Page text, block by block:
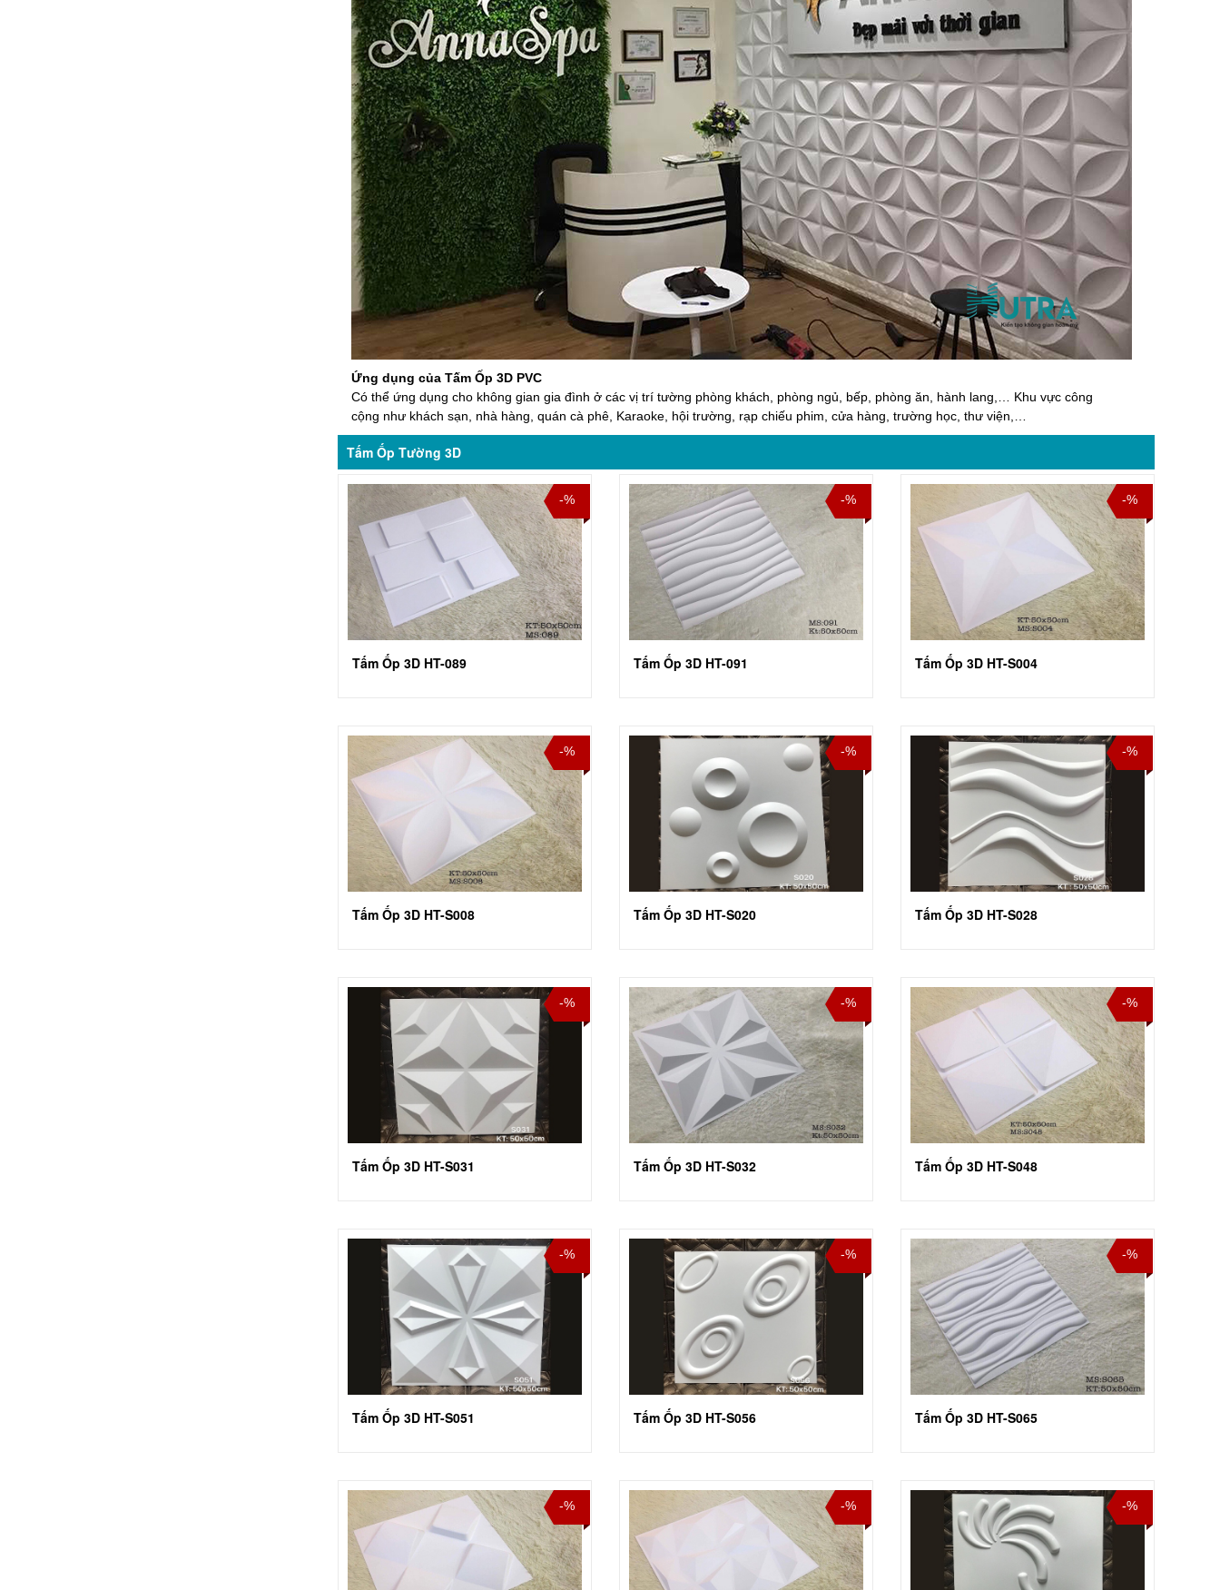
Ứng dụng của Tấm Ốp 3D PVC
Có thể ứng dụng cho không gian gia đình ở các vị trí tường phòng khách, phòng ngủ, bếp, phòng ăn, hành lang,… Khu vực công
cộng như khách sạn, nhà hàng, quán cà phê, Karaoke, hội trường, rạp chiếu phim, cửa hàng, trường học, thư viện,…
Tấm Ốp Tường 3D
-%
Tấm Ốp 3D HT-089
-%
Tấm Ốp 3D HT-091
-%
Tấm Ốp 3D HT-S004
-%
Tấm Ốp 3D HT-S008
-%
Tấm Ốp 3D HT-S020
-%
Tấm Ốp 3D HT-S028
-%
Tấm Ốp 3D HT-S031
-%
Tấm Ốp 3D HT-S032
-%
Tấm Ốp 3D HT-S048
-%
Tấm Ốp 3D HT-S051
-%
Tấm Ốp 3D HT-S056
-%
Tấm Ốp 3D HT-S065
-% -% -%